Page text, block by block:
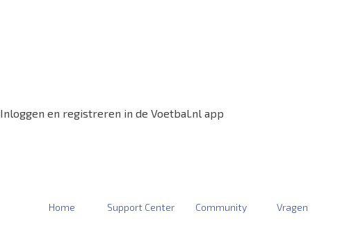
Inloggen en registreren in de Voetbal.nl app
Home Support Center Community Vragen